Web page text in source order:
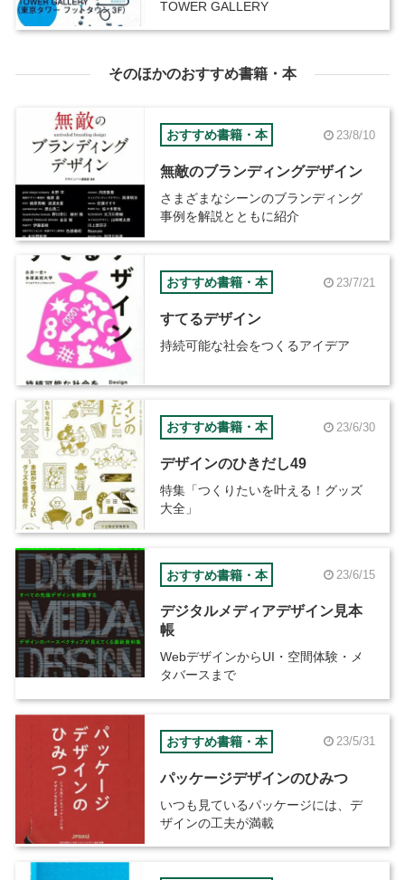
TOWER GALLERY
そのほかのおすすめ書籍・本
おすすめ書籍・本 23/8/10
無敵のブランディングデザイン
さまざまなシーンのブランディング
事例を解説とともに紹介
おすすめ書籍・本 23/7/21
すてるデザイン
持続可能な社会をつくるアイデア
おすすめ書籍・本 23/6/30
デザインのひきだし49
特集「つくりたいを叶える！グッズ
大全」
おすすめ書籍・本 23/6/15
デジタルメディアデザイン見本
帳
WebデザインからUI・空間体験・メ
タバースまで
おすすめ書籍・本 23/5/31
パッケージデザインのひみつ
いつも見ているパッケージには、デ
ザインの工夫が満載